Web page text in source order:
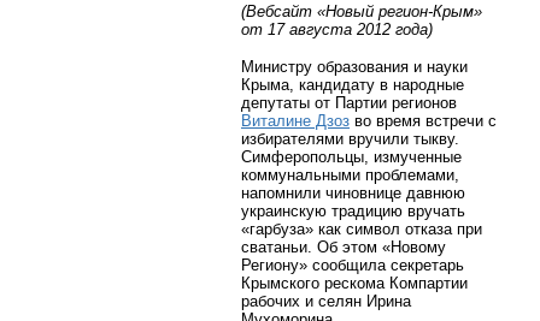
(Вебсайт «Новый регион-Крым»
от 17 августа 2012 года)
Министру образования и науки
Крыма, кандидату в народные
депутаты от Партии регионов
Виталине Дзоз во время встречи с
избирателями вручили тыкву.
Симферопольцы, измученные
коммунальными проблемами,
напомнили чиновнице давнюю
украинскую традицию вручать
«гарбуза» как символ отказа при
сватаньи. Об этом «Новому
Региону» сообщила секретарь
Крымского рескома Компартии
рабочих и селян Ирина